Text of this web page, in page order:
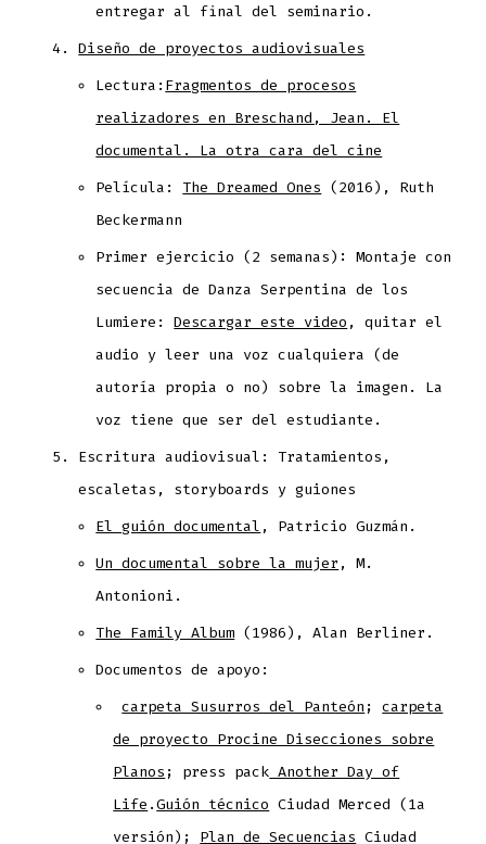
entregar al final del seminario.
Diseño de proyectos audiovisuales
Lectura: Fragmentos de procesos
realizadores en Breschand, Jean. El
documental. La otra cara del cine
Película:The Dreamed Ones (2016), Ruth
Beckermann
Primer ejercicio (2 semanas): Montaje con
secuencia de Danza Serpentina de los
Lumiere:Descargar este video , quitar el
audio y leer una voz cualquiera (de
autoría propia o no) sobre la imagen. La
voz tiene que ser del estudiante.
Escritura audiovisual: Tratamientos,
escaletas, storyboards y guiones
El guión documental , Patricio Guzmán.
Un documental sobre la mujer , M.
Antonioni.
The Family Album (1986), Alan Berliner.
Documentos de apoyo:
carpeta Susurros del Panteón ;carpeta
de proyecto Procine Disecciones sobre
Planos ; press pack Another Day of
Life .Guión técnico Ciudad Merced (1a
versión); Plan de Secuencias Ciudad